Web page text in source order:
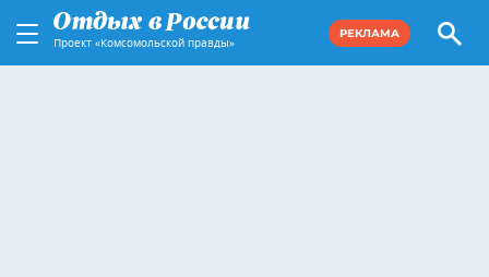
Проект «Комсомольской правды»
РЕКЛАМА